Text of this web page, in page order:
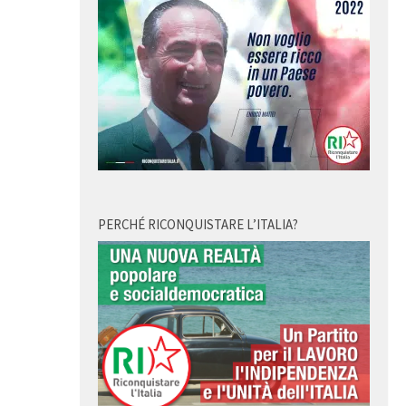
PERCHÉ RICONQUISTARE L’ITALIA?